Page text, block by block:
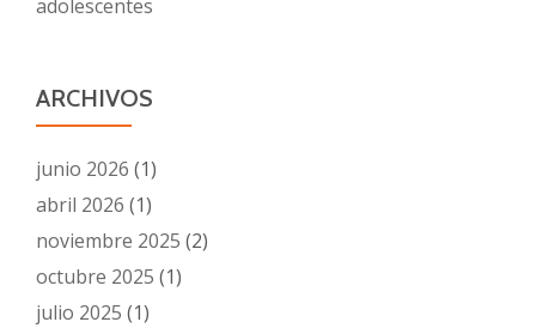
adolescentes
ARCHIVOS
junio 2026 (1)
abril 2026 (1)
noviembre 2025 (2)
octubre 2025 (1)
julio 2025 (1)